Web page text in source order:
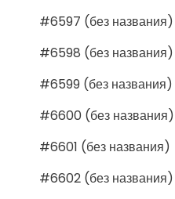
#6597 (без названия)
#6598 (без названия)
#6599 (без названия)
#6600 (без названия)
#6601 (без названия)
#6602 (без названия)